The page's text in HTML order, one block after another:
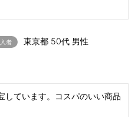
者 東京都 50代 男性
しています。コスパのいい商品